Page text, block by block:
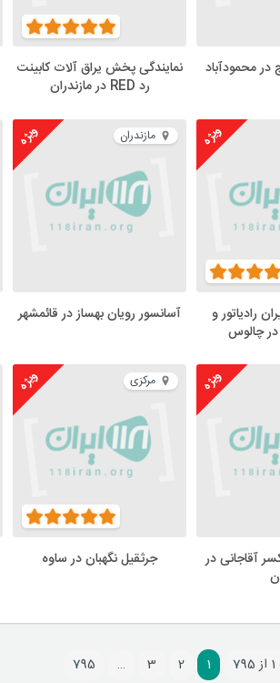
در محمودآباد
نمایندگی پخش یراق آلات کابینت
رد RED در مازندران
ویژه
رادیاتور و
چالوس
مازندران ویژه
آسانسور رویان بهساز در قائمشهر
ویژه
آقاجانی در
مرکزی ویژه
جرثقیل نگهبان در ساوه
1
2
3
…
795